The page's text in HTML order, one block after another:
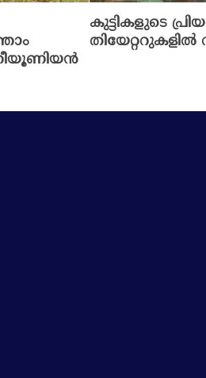
കുട്ടികളുടെ
തിയേറ്ററുകളിൽ